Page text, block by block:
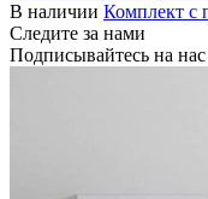
В наличии Комплект с
Следите за нами
Подписывайтесь на нас